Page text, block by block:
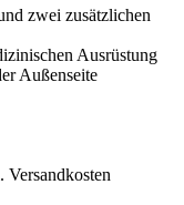
zwei zusätzlichen
Ausrüstung
Außenseite